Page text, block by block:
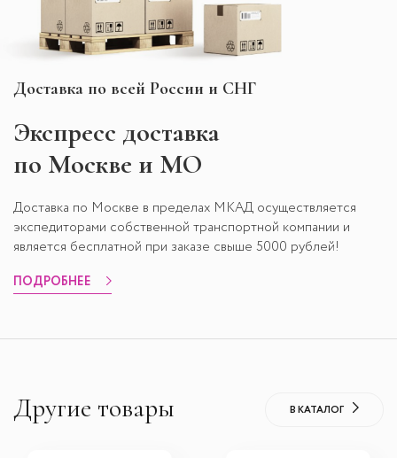
Доставка по всей России и СНГ
Экспресс доставка
по Москве и МО
Доставка по Москве в пределах МКАД осуществляется
экспедиторами собственной транспортной компании и
является бесплатной при заказе свыше 5000 рублей!
ПОДРОБНЕЕ
Другие товары В КАТАЛОГ